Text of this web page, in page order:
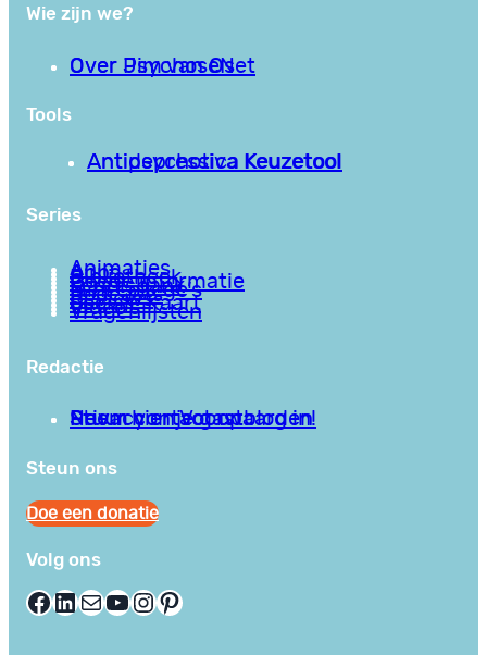
Wie zijn we?
Over PsychoseNet
Over Jim van Os
Tools
Antipsychotica Keuzetool
Antidepressiva Keuzetool
Series
Animaties
Apps
Bibliotheek
Goede informatie
Kennisbank
Mini college’s
Podcasts
Reviews
Sociale Kaart
Video’s
Vragenlijsten
Redactie
Privacy en Voorwaarden
Stuur hier je gastblog in!
Neem contact op
Steun ons
Doe een donatie
Volg ons
Facebook LinkedIn E-mail YouTube InstagramPinterest